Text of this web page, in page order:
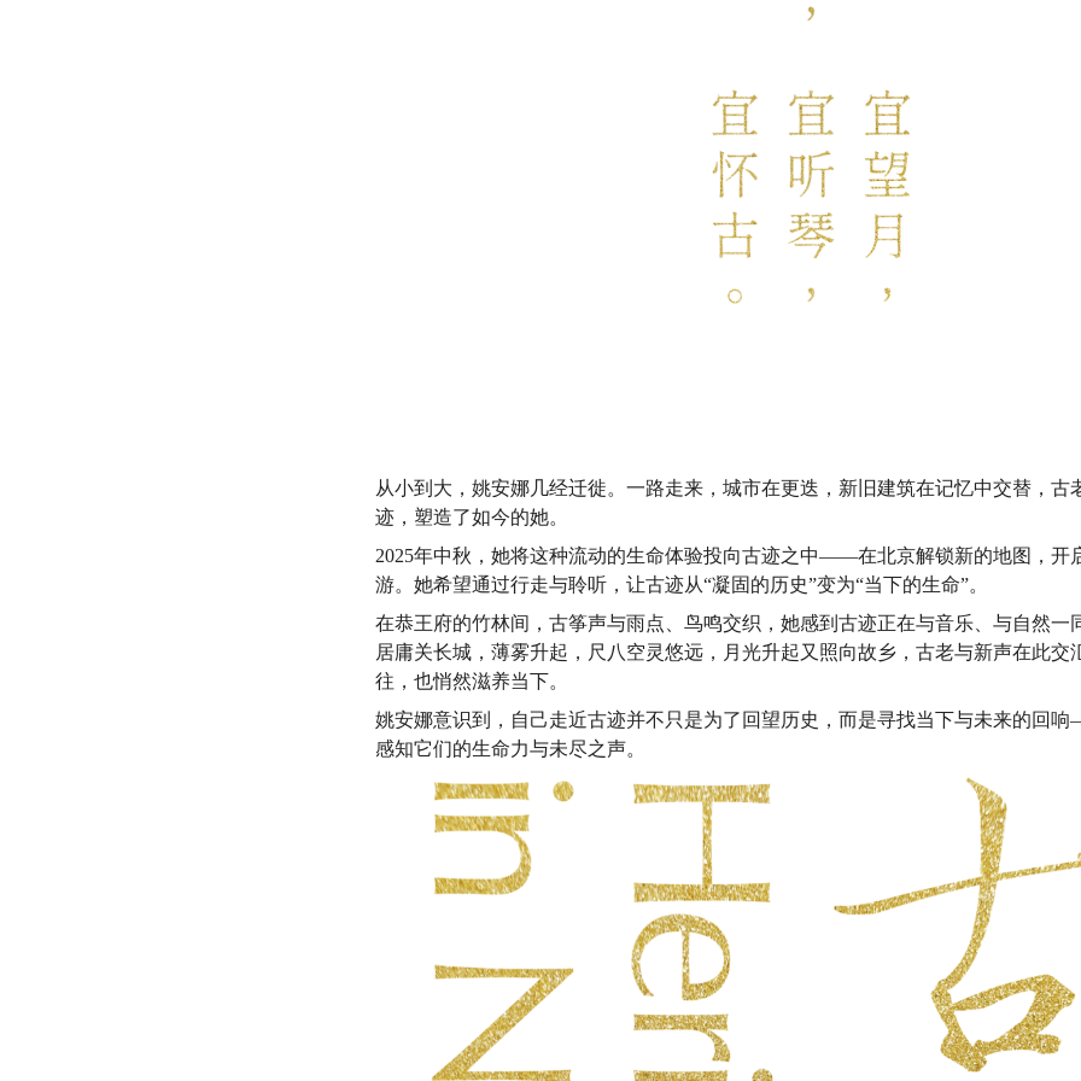
从小到大，姚安娜几经迁徙。一路走来，城市在更迭，新旧建筑在记忆中交替，古
迹，塑造了如今的她。
2025年中秋，她将这种流动的生命体验投向古迹之中——在北京解锁新的地图，开
游。她希望通过行走与聆听，让古迹从“凝固的历史”变为“当下的生命”。
在恭王府的竹林间，古筝声与雨点、鸟鸣交织，她感到古迹正在与音乐、与自然一
居庸关长城，薄雾升起，尺八空灵悠远，月光升起又照向故乡，古老与新声在此交
往，也悄然滋养当下。
姚安娜意识到，自己走近古迹并不只是为了回望历史，而是寻找当下与未来的回
感知它们的生命力与未尽之声。